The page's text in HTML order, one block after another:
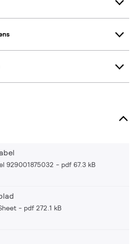
929001875032 pdf 67.3 kB
pdf 272.1 kB